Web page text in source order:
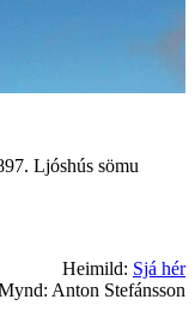
Ljóshús sömu
Heimild: Sjá hér
Anton Stefánsson